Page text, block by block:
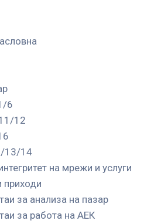
6
12
13/14
на мрежи и услуги
приходи
за анализа на пазар
за работа на АЕК